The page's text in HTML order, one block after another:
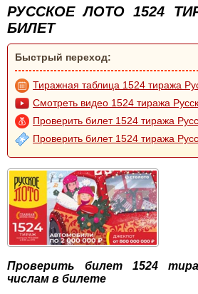
РУССКОЕ ЛОТО 1524
БИЛЕТ
Быстрый переход:
Тиражная таблица 1524 тиража
Смотреть видео 1524 тиража
Проверить билет 1524 тиража
Проверить билет 1524 тиража
Проверить билет 1524
числам в билете